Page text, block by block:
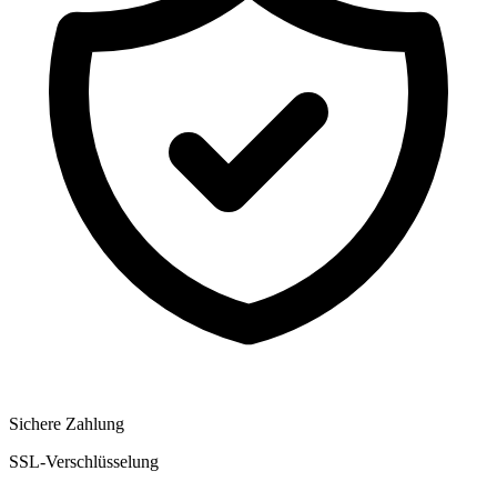
Sichere Zahlung
SSL-Verschlüsselung